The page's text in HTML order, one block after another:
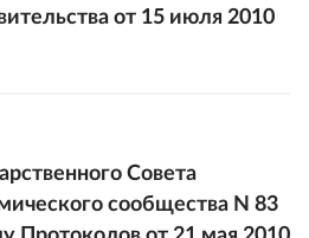
от 15 июля 2010
Совета
сообщества N 83